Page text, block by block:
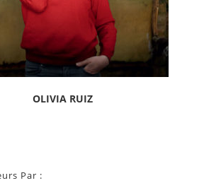
OLIVIA RUIZ
Par :